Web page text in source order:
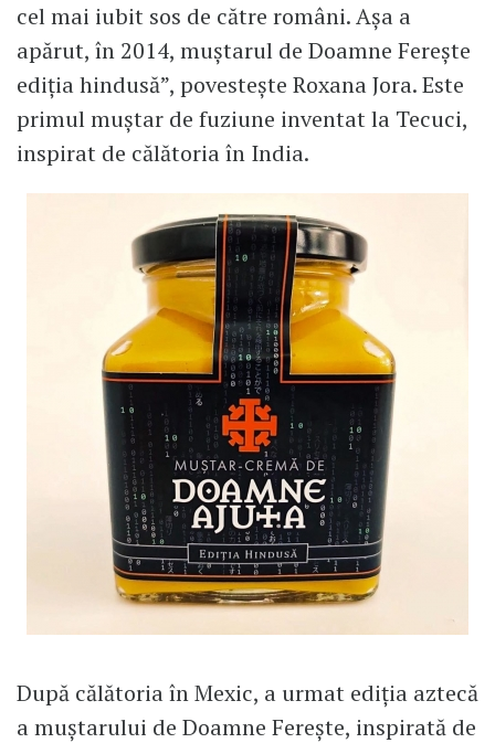
cel mai iubit sos de către români. Așa a
apărut, în 2014, muștarul de Doamne Ferește
ediția hindusă”, povestește Roxana Jora. Este
primul muștar de fuziune inventat la Tecuci,
inspirat de călătoria în India.
După călătoria în Mexic, a urmat ediția aztecă
a muștarului de Doamne Ferește, inspirată de